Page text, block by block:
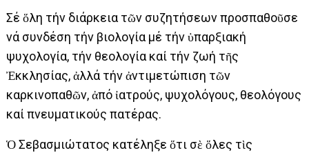
Σέ ὅλη τήν διάρκεια τῶν συζητήσεων προσπαθοῦσε
νά συνδέση τήν βιολογία μέ τήν ὑπαρξιακή
ψυχολογία, τήν θεολογία καί τήν ζωή τῆς
Ἐκκλησίας, ἀλλά τήν ἀντιμετώπιση τῶν
καρκινοπαθῶν, ἀπό ἰατρούς, ψυχολόγους, θεολόγους
καί πνευματικούς πατέρας.
Ὁ Σεβασμιώτατος κατέληξε ὅτι σὲ ὅλες τὶς